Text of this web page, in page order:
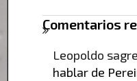
Comentarios
Leopoldo sagre
hablar de